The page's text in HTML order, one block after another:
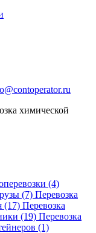
химической
(4)
(7) Перевозка
(17) Перевозка
(19) Перевозка
(1)